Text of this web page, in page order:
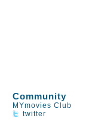
Community
MYmovies Club
twitter